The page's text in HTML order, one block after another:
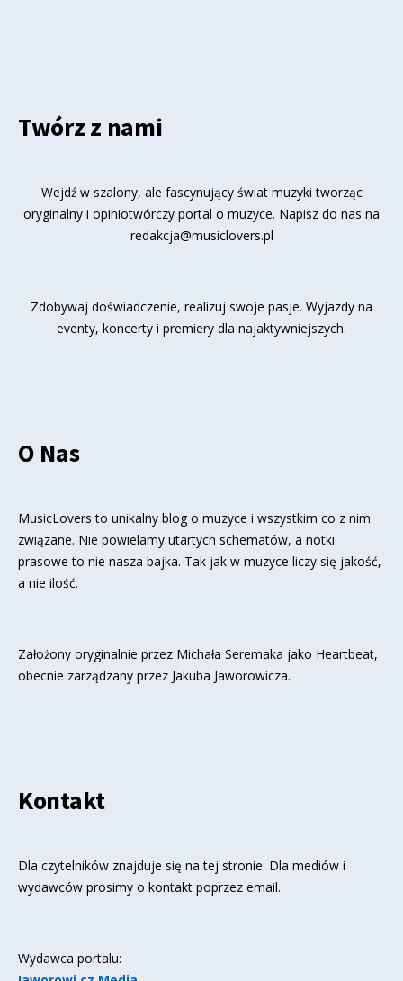
Twórz z nami
Wejdź w szalony, ale fascynujący świat muzyki tworząc
oryginalny i opiniotwórczy portal o muzyce. Napisz do nas na
redakcja@musiclovers.pl
Zdobywaj doświadczenie, realizuj swoje pasje. Wyjazdy na
eventy, koncerty i premiery dla najaktywniejszych.
O Nas
MusicLovers to unikalny blog o muzyce i wszystkim co z nim
związane. Nie powielamy utartych schematów, a notki
prasowe to nie nasza bajka. Tak jak w muzyce liczy się jakość,
a nie ilość.
Założony oryginalnie przez Michała Seremaka jako Heartbeat,
obecnie zarządzany przez Jakuba Jaworowicza.
Kontakt
Dla czytelników znajduje się na tej stronie. Dla mediów i
wydawców prosimy o kontakt poprzez email.
Wydawca portalu: